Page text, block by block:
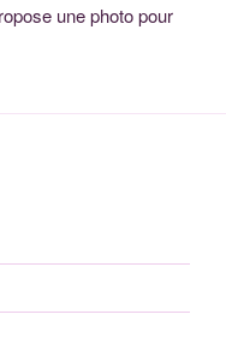
une photo pour